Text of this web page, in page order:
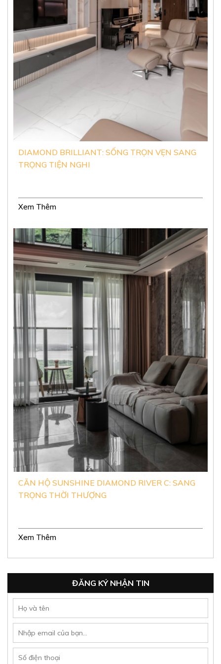
CĂN HỘ SUNSHINE DIAMOND RIVER C: SANG
TRỌNG THỜI THƯỢNG
Xem Thêm
CĂN HỘ DIAMOND ALNATA: HIỆN ĐẠI, TIỆN
NGHI VÀ ẤN TƯỢNG
Xem Thêm
ĐĂNG KÝ NHẬN TIN